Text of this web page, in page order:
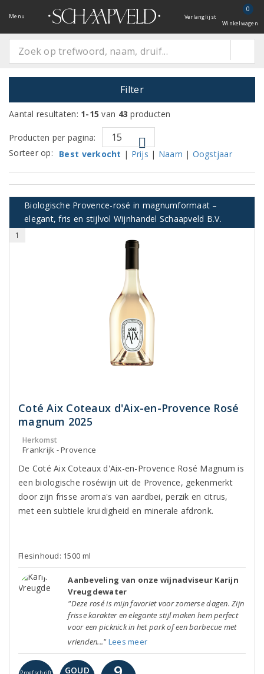
Menu Verlanglijst
0
Winkelwagen
Filter
Aantal resultaten: 1-15 van 43 producten
Producten per pagina:
Sorteer op:
Best verkocht | Prijs | Naam | Oogstjaar
Biologische Provence-rosé in magnumformaat –
elegant, fris en stijlvol Wijnhandel Schaapveld B.V.
1
Coté Aix Coteaux d'Aix-en-Provence Rosé
magnum 2025
Herkomst
Frankrijk - Provence
De Coté Aix Coteaux d'Aix-en-Provence Rosé Magnum is
een biologische roséwijn uit de Provence, gekenmerkt
door zijn frisse aroma's van aardbei, perzik en citrus,
met een subtiele kruidigheid en minerale afdronk.
Flesinhoud: 1500 ml
Aanbeveling van onze wijnadviseur Karijn
Vreugdewater
"Deze rosé is mijn favoriet voor zomerse dagen. Zijn
frisse karakter en elegante stijl maken hem perfect
voor een picknick in het park of een barbecue met
vrienden..." Lees meer
GOUD